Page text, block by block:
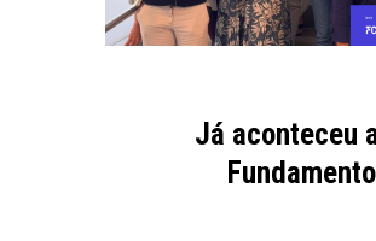
Já aconteceu